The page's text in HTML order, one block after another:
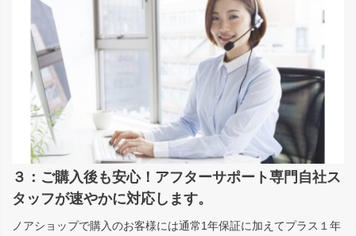
３：ご購入後も安心！アフターサポート専門自社ス
タッフが速やかに対応します。
ノアショップで購入のお客様には通常1年保証に加えてプラス１年